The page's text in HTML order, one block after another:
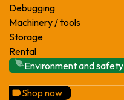
Debugging
Machinery / tools
Storage
Rental
Environment and safety
Shop now